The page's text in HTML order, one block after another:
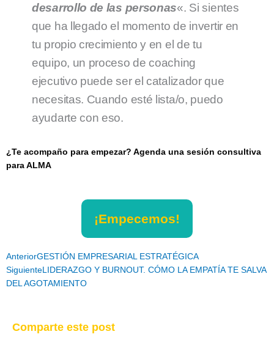
desarrollo de las personas«. Si sientes
que ha llegado el momento de invertir en
tu propio crecimiento y en el de tu
equipo, un proceso de coaching
ejecutivo puede ser el catalizador que
necesitas. Cuando esté lista/o, puedo
ayudarte con eso.
¿Te acompaño para empezar? Agenda una sesión consultiva
para ALMA
¡Empecemos!
Ant
AnteriorGESTIÓN EMPRESARIAL ESTRATÉGICA
Siguiente LIDERAZGO Y BURNOUT. CÓMO LA EMPATÍA TE SALVA
DEL AGOTAMIENTO
Siguiente
Comparte este post